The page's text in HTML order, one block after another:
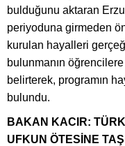
bulduğunu aktaran
periyoduna girmeden
kurulan hayalleri
bulunmanın öğrencilere
belirterek, programın
bulundu.
BAKAN KACIR:
UFKUN ÖTESİNE